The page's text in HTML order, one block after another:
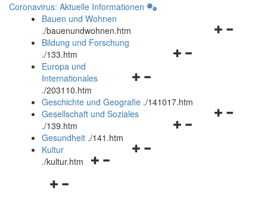
Coronavirus: Aktuelle Informationen
Bauen und Wohnen
./bauenundwohnen.htm
Navigationsmenü
Bildung und Forschung
./133.htm
Navigationsmenü
und
schließen
Europa und
Internationales
./203110.htm
Geschichte und Geografie ./141017.htm
Navigationsmenü
Gesellschaft und Soziales
./139.htm
Navigationsmenü
Gesundheit ./141.htm
Navigationsmenü
Kultur
./kultur.htm
Navigationsmenü